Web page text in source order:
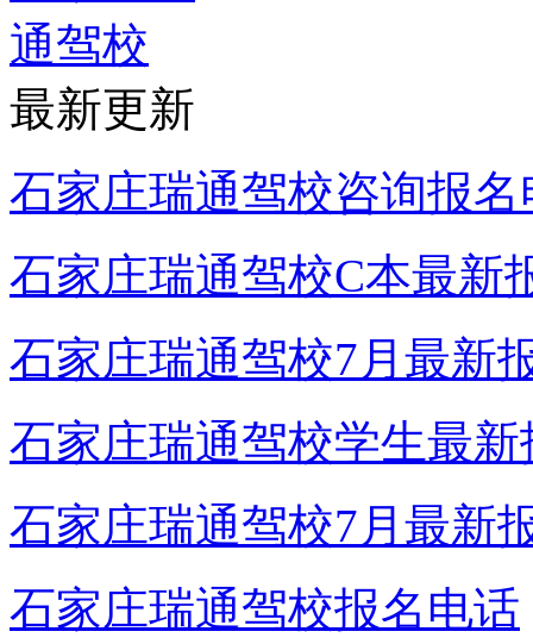
最新更新
石家庄瑞通驾校咨询报名
石家庄瑞通驾校C本最新
石家庄瑞通驾校7月最新
石家庄瑞通驾校学生最新
石家庄瑞通驾校7月最新
石家庄瑞通驾校报名电话